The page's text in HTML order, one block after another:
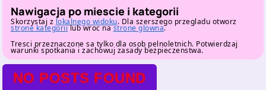
Nawigacja po miescie i kategorii
Skorzystaj z lokalnego widoku. Dla szerszego przegladu otworz
strone kategoriilub wroc nastrone glowna.
Tresci przeznaczone sa tylko dla osob pelnoletnich. Potwierdzaj
warunki spotkania i zachowuj zasady bezpieczenstwa.
NO POSTS FOUND